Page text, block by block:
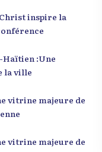
une conférence
Menm Tou ».
d’échanger et
centrées
« Jenès la
toute forme
inspire la
la ville
vitrine majeure de
vitrine majeure de